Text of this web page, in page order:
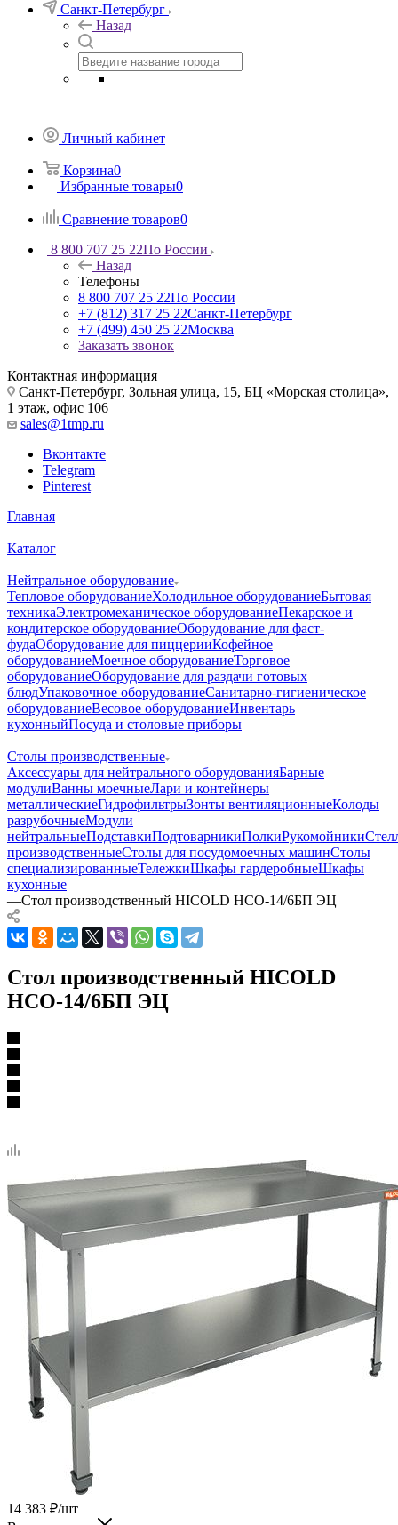
Санкт-Петербург
Назад
Личный кабинет
Корзина0
Избранные товары0
Сравнение товаров0
8 800 707 25 22По России
Назад
Телефоны
8 800 707 25 22По России
+7 (812) 317 25 22Санкт-Петербург
+7 (499) 450 25 22Москва
Заказать звонок
Контактная информация
Санкт-Петербург, Зольная улица, 15, БЦ «Морская столица»,
1 этаж, офис 106
sales@1tmp.ru
Вконтакте
Telegram
Pinterest
Главная
—
Каталог
—
Нейтральное оборудование
Тепловое оборудованиеХолодильное оборудованиеБытовая
техникаЭлектромеханическое оборудованиеПекарское и
кондитерское оборудованиеОборудование для фаст-
фудаОборудование для пиццерииКофейное
оборудованиеМоечное оборудованиеТорговое
оборудованиеОборудование для раздачи готовых
блюдУпаковочное оборудованиеСанитарно-гигиеническое
оборудованиеВесовое оборудованиеИнвентарь
кухонныйПосуда и столовые приборы
—
Столы производственные
Аксессуары для нейтрального оборудованияБарные
модулиВанны моечныеЛари и контейнеры
металлическиеГидрофильтрыЗонты вентиляционныеКолоды
разрубочныеМодули
нейтральныеПодставкиПодтоварникиПолкиРукомойники
производственныеСтолы для посудомоечных машинСтолы
специализированныеТележкиШкафы гардеробныеШкафы
кухонные
—Стол производственный HICOLD НСО-14/6БП ЭЦ
Стол производственный HICOLD
НСО-14/6БП ЭЦ
14 383 ₽/шт